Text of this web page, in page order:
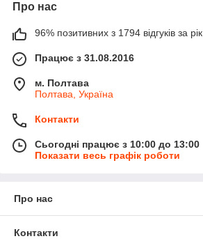
Про нас
96% позитивних з 1794 відгуків за рік
Працює з 31.08.2016
м. Полтава
Полтава, Україна
Контакти
Сьогодні працює з 10:00 до 13:00
Показати весь графік роботи
Про нас
Контакти